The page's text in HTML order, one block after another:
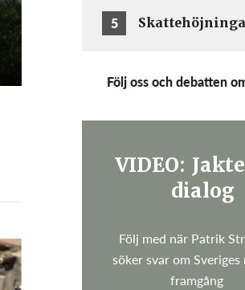
5
Följ oss och debatten
VIDEO:
dialog
Följ med när Patrik
söker svar om
framgång